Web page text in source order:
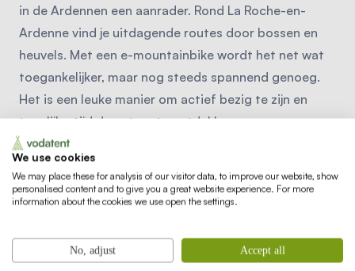
in de Ardennen een aanrader. Rond La Roche-en-
Ardenne vind je uitdagende routes door bossen en
heuvels. Met een e-mountainbike wordt het net wat
toegankelijker, maar nog steeds spannend genoeg.
Het is een leuke manier om actief bezig te zijn en
tegelijkertijd de natuur te ontdekken.
8. Dieren spotten in
wildparken
We use cookies
We may place these for analysis of our visitor data, to improve our website, show
personalised content and to give you a great website experience. For more
information about the cookies we use open the settings.
No, adjust Accept all